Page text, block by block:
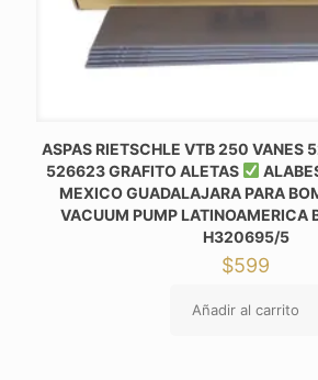
ASPAS RIETSCHLE VTB 250 VANES
526623 GRAFITO ALETAS
MEXICO GUADALAJARA PARA
VACUUM PUMP LATINOAMERICA
H320695/5
$599
Añadir al carrito